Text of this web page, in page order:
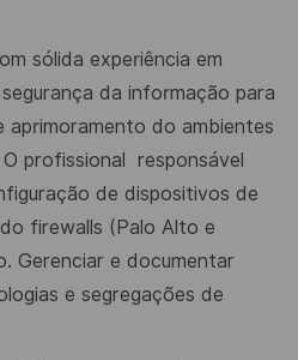
sólida experiência em
da informação para
aprimoramento do ambientes
profissional
responsável
de dispositivos de
firewalls (Palo Alto e
Gerenciar e documentar
e segregações de